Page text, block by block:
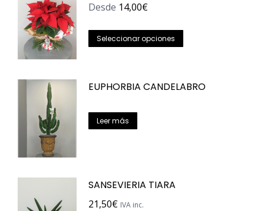
Desde 14,00€
Seleccionar opciones
múltiples
EUPHORBIA CANDELABRO
Leer más
SANSEVIERIA TIARA
21,50€ IVA inc.